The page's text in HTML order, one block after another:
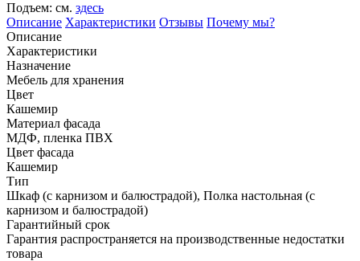
Подъем: см. здесь
Описание Характеристики Отзывы Почему мы?
Описание
Характеристики
Назначение
Мебель для хранения
Цвет
Кашемир
Материал фасада
МДФ, пленка ПВХ
Цвет фасада
Кашемир
Тип
Шкаф (с карнизом и балюстрадой), Полка настольная (с
карнизом и балюстрадой)
Гарантийный срок
Гарантия распространяется на производственные недостатки
товара